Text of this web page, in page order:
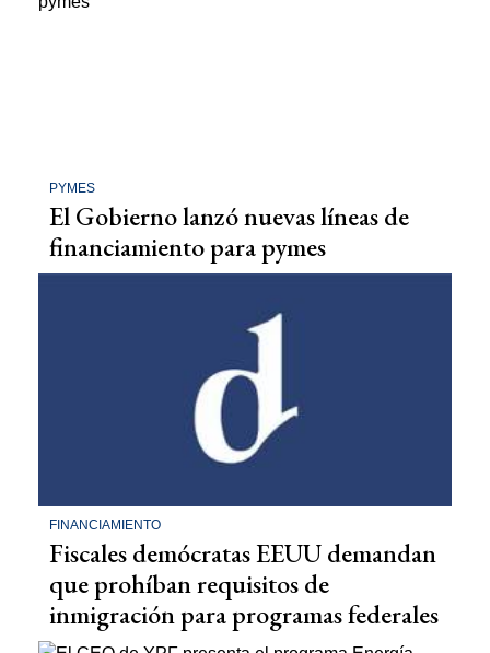
PYMES
El Gobierno lanzó nuevas líneas de
financiamiento para pymes
FINANCIAMIENTO
Fiscales demócratas EEUU demandan
que prohíban requisitos de
inmigración para programas federales